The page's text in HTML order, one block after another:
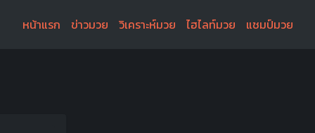
หน้าแรก ข่าวมวย วิเคราะห์มวย ไฮไลท์มวย แชมป์มวย